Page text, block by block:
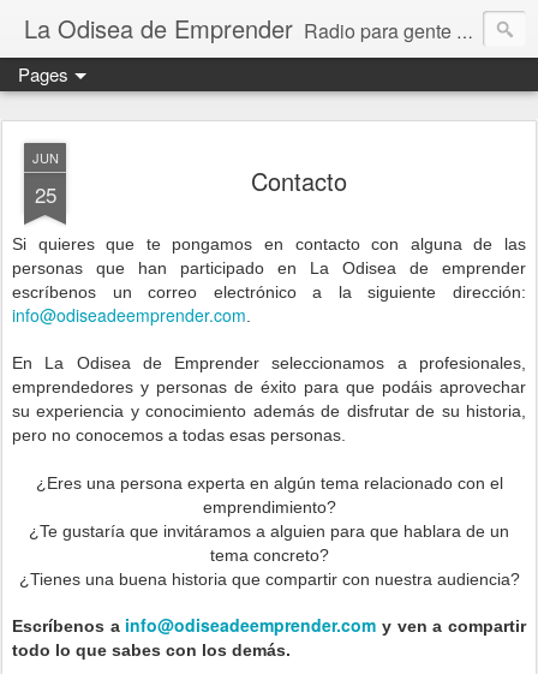
La Odisea de Emprender Radio para gente emprendedora (podcast, audio, vídeo, mp3)
Pages
JUN
25 Contacto
Si quieres que te pongamos en contacto con alguna de las
personas que han participado en La Odisea de emprender
escríbenos un correo electrónico a la siguiente dirección:
info@odiseadeemprender.com
En La Odisea de Emprender seleccionamos a profesionales,
emprendedores y personas de éxito para que podáis aprovechar
su experiencia y conocimiento además de disfrutar de su historia,
pero no conocemos a todas esas personas.
¿Eres una persona experta en algún tema relacionado con el
emprendimiento?
¿Te gustaría que invitáramos a alguien para que hablara de un
tema concreto?
¿Tienes una buena historia que compartir con nuestra audiencia?
Escríbenos a info@odiseadeemprender.com y ven a compartir
todo lo que sabes con los demás.